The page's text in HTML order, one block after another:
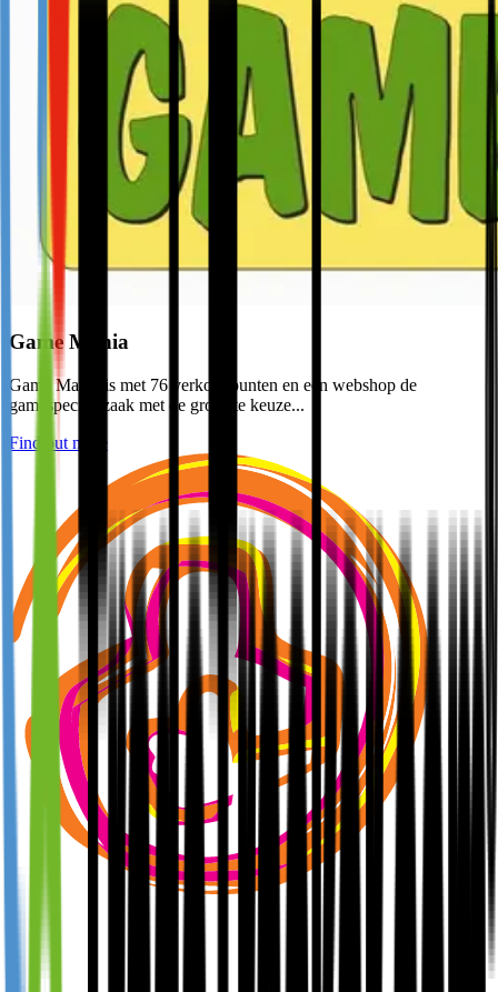
Game Mania
Game Mania is met 76 verkooppunten en een webshop de
gamespeciaalzaak met de grootste keuze...
Find out more